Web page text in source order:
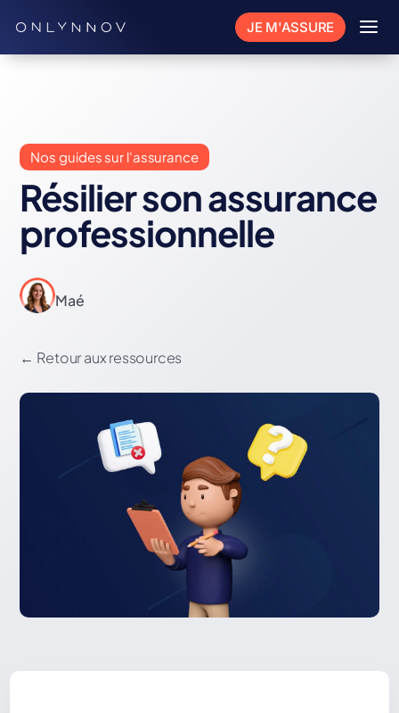
JE M'ASSURE a
Nos guides sur l'assurance
Résilier son assurance
professionnelle
Maé
← Retour aux ressources